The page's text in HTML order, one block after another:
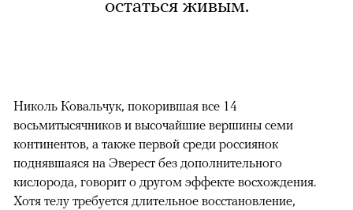
остаться живым.
Николь Ковальчук, покорившая все 14
восьмитысячников и высочайшие вершины семи
континентов, а также первой среди россиянок
поднявшаяся на Эверест без дополнительного
кислорода, говорит о другом эффекте восхождения.
Хотя телу требуется длительное восстановление,